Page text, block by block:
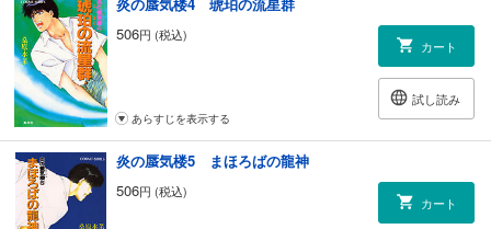
炎の蜃気楼4 琥珀の流星群
506円 (税込)
カート
試し読み
あらすじを表示する
炎の蜃気楼5 まほろばの龍神
506円 (税込)
カート